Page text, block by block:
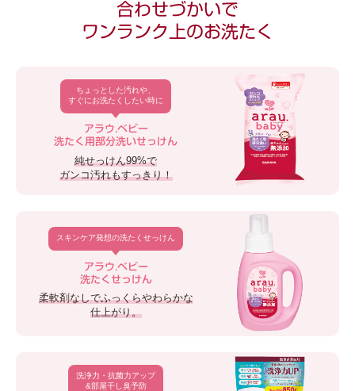
合わせづかいで
ワンランク上のお洗たく
ちょっとした汚れや、
すぐにお洗たくしたい時に
アラウ.ベビー
洗たく用部分洗いせっけん
純せっけん99%で
ガンコ汚れもすっきり！
スキンケア発想の洗たくせっけん
アラウ.ベビー
洗たくせっけん
柔軟剤なしでふっくらやわらかな
仕上がり。
洗浄力・抗菌力アップ
&部屋干し臭予防